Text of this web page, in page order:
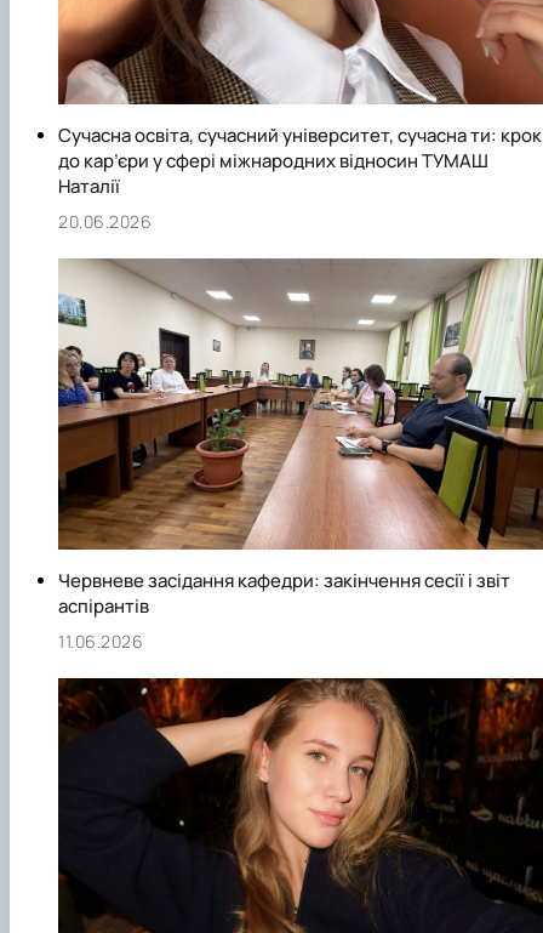
Сучасна освіта, сучасний університет, сучасна ти: крок
до кар’єри у сфері міжнародних відносин ТУМАШ
Наталії
20.06.2026
Червневе засідання кафедри: закінчення сесії і звіт
аспірантів
11.06.2026